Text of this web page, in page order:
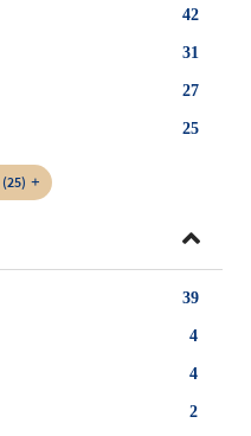
42
31
27
25
(25)
39
4
4
2